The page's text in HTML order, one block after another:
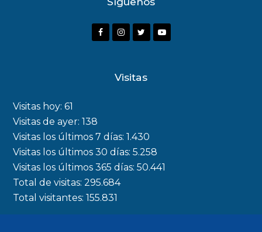
F
o
k
I
a
m
r
Y
Visitas
Visitas hoy:61
Visitas de ayer:138
Visitas los últimos 7 días:1.430
Visitas los últimos 30 días:5.258
Visitas los últimos 365 días:50.441
Total de visitas:295.684
Total visitantes:155.831